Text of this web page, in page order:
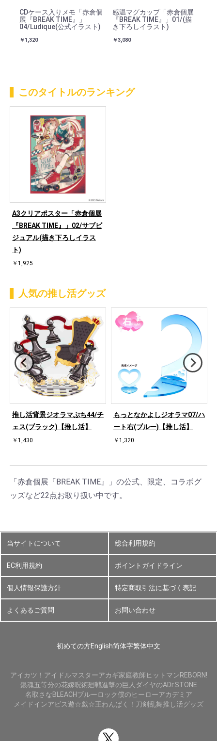
CDケース入りメモ「赤倉個
展『BREAK TIME』」
04/Ludique(公式イラスト)
￥1,320
感温マグカップ「赤倉個展
『BREAK TIME』」01/(描
き下ろしイラスト)
￥3,080
このタイトルのランキング
A3クリアポスター「赤倉個展
『BREAK TIME』」02/サブビ
ジュアル(描き下ろしイラス
ト)
￥1,925
人気の推し活グッズ
推し活背景ジオラマぷち44/チ
ェス(ブラック)【推し活】
￥1,430
もっとなかよしジオラマ07/ハ
ート右(ブルー)【推し活】
￥1,320
「赤倉個展『BREAK TIME』」の公式、限定、コラボグ
ッズなど22点お取り扱い中です。
当サイトについて 総合利用規約
EC利用規約 ポイントガイドライン
個人情報保護方針 特定商取引法に基づく表記
よくあるご質問 お問い合わせ
初めての方English简体字繁体中文
アイカツ！ アイドルマスターアカギ家庭教師ヒットマンREBORN!
銀魂五等分の花嫁呪術廻戦進撃の巨人 ダイヤのADr.STONE
名取さなBLEACHブルーロック僕のヒーローアカデミア
メイドインアビス遊☆戯☆王わんぱく！刀剣乱舞推し活グッズ